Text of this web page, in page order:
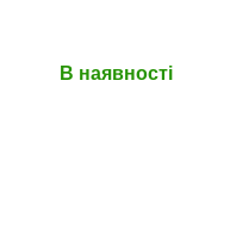
В наявності